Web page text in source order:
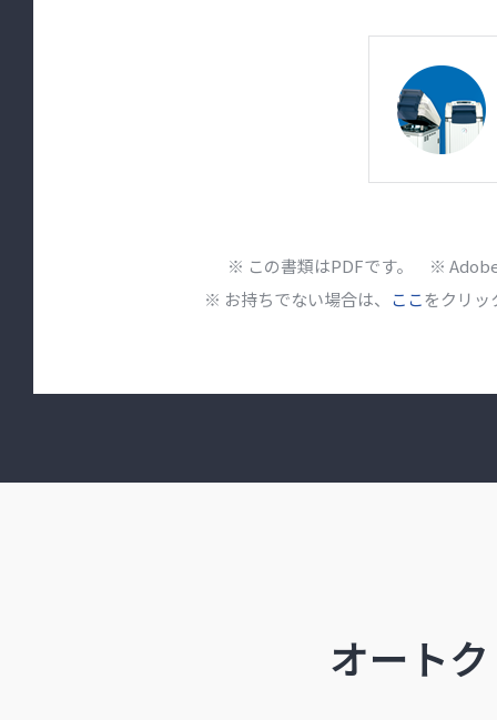
※ この書類はPDFです。 ※ Adobe
※ お持ちでない場合は、
ここをクリッ
オート